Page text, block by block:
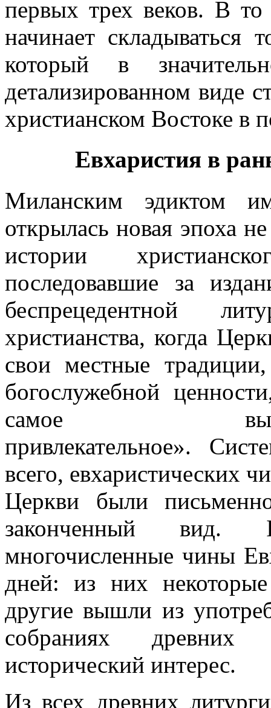
первых трех веков. В
начинает складываться
который в
детализированном виде
христианском Востоке в
Евхаристия в
Миланским эдиктом
открылась новая эпоха
истории
последовавшие за
беспрецедентной
христианства, когда
свои местные
богослужебной
самое
привлекательное».
всего, евхаристических
Церкви были
законченный вид.
многочисленные чины
дней: из них
другие вышли из
собраниях древних
исторический интерес.
Из всех древних